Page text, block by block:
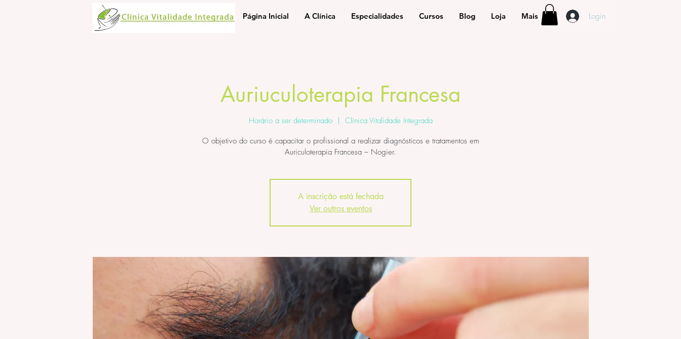
Página Inicial A Clínica Especialidades Cursos Blog Loja Mais Login
Auriuculoterapia Francesa
Horário a ser determinado
  |
Clínica Vitalidade Integrada
O objetivo do curso é capacitar o profissional a realizar diagnósticos e tratamentos em
Auriculoterapia Francesa – Nogier.
A inscrição está fechada
Ver outros eventos